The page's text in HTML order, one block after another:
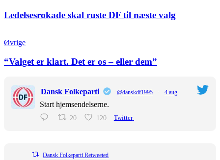
Ledelsesrokade skal ruste DF til næste valg
Øvrige
“Valget er klart. Det er os – eller dem”
Dansk Folkeparti @danskdf1995 · 4 aug
Start hjemsendelserne.
20 120 Twitter
Dansk Folkeparti Retweeted